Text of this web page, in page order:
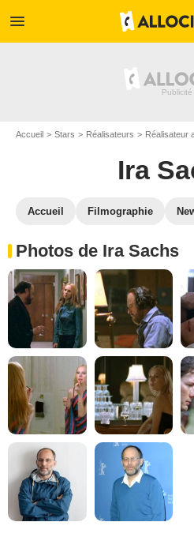
menu
Accueil Stars Réalisateurs Réalisateur
Ira
Accueil Filmographie
Photos de Ira Sachs